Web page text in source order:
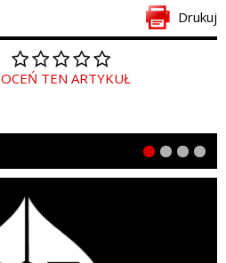
Drukuj
OCEŃ TEN ARTYKUŁ